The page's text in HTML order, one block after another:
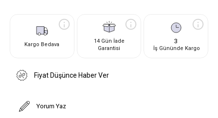
Kargo Bedava
14 Gün İade
Garantisi
3
İş Gününde Kargo
Fiyat Düşünce Haber Ver
Yorum Yaz